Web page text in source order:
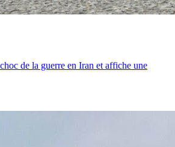
de la guerre en Iran et affiche une